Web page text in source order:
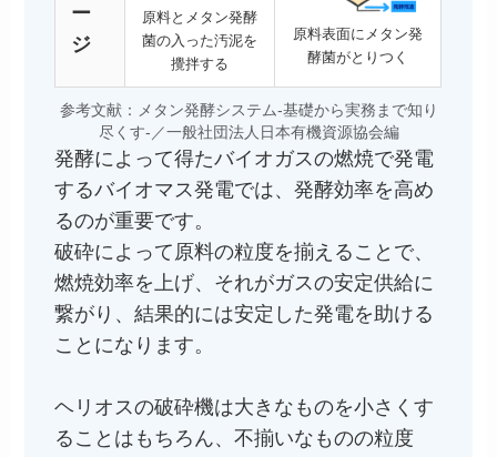
ー
ジ
原料とメタン発酵
菌の入った汚泥を
攪拌する
原料表面にメタン発
酵菌がとりつく
参考文献：メタン発酵システム-基礎から実務まで知り
尽くす-／一般社団法人日本有機資源協会編
発酵によって得たバイオガスの燃焼で発電
するバイオマス発電では、発酵効率を高め
るのが重要です。
破砕によって原料の粒度を揃えることで、
燃焼効率を上げ、それがガスの安定供給に
繋がり、結果的には安定した発電を助ける
ことになります。
ヘリオスの破砕機は大きなものを小さくす
ることはもちろん、不揃いなものの粒度